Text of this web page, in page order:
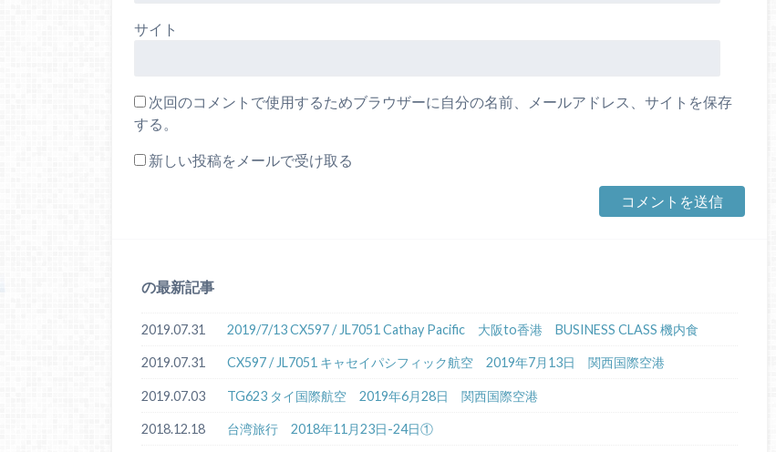
サイト
次回のコメントで使用するためブラウザーに自分の名前、メールアドレス、サイトを保存
する。
新しい投稿をメールで受け取る
の最新記事
2019.07.31 2019/7/13 CX597 / JL7051 Cathay Pacific 大阪to香港 BUSINESS CLASS 機内食
2019.07.31 CX597 / JL7051 キャセイパシフィック航空 2019年7月13日 関西国際空港
2019.07.03 TG623 タイ国際航空 2019年6月28日 関西国際空港
2018.12.18 台湾旅行 2018年11月23日-24日①